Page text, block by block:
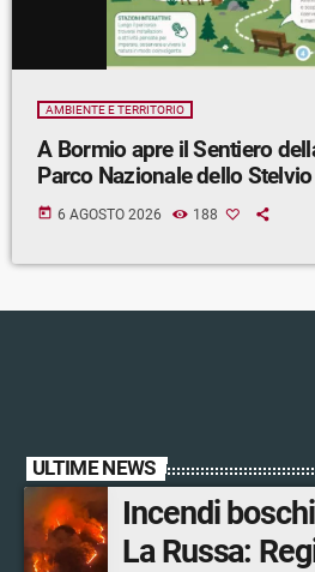
AMBIENTE E TERRITORIO
A Bormio apre il Sentiero della Purezza con il
Parco Nazionale dello
today 6 AGOSTO 2026 188
ULTIME NEWS
Incendi
La Russa: